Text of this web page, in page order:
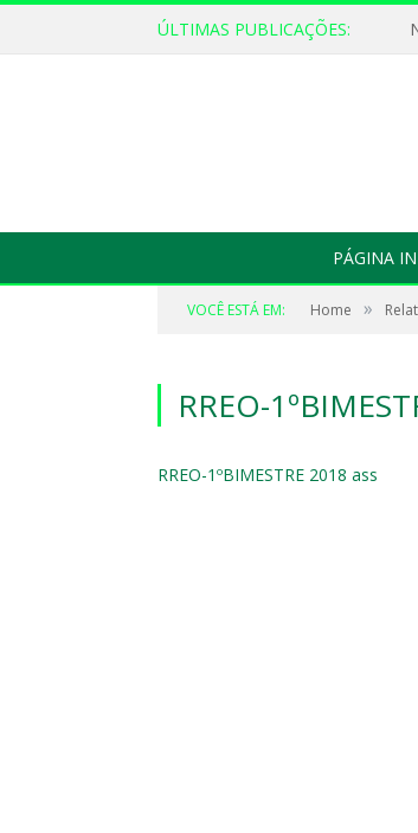
ÚLTIMAS PUBLICAÇÕES:
PÁGINA
VOCÊ ESTÁ EM: Home »
RREO-
RREO-1ºBIMESTRE 2018 ass